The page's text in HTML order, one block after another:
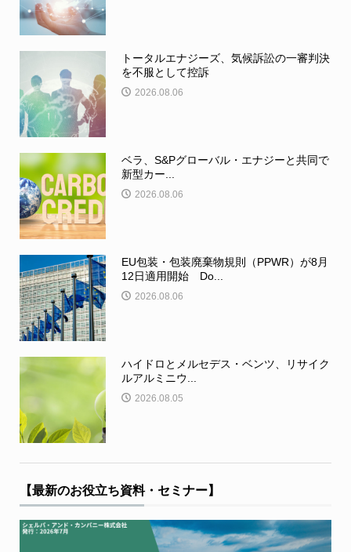
トータルエナジーズ、気候訴訟の一審判決
を不服として控訴
2026.08.06
ベラ、S&Pグローバル・エナジーと共同で
新型カー...
2026.08.06
EU包装・包装廃棄物規則（PPWR）が8月
12日適用開始 Do...
2026.08.06
ハイドロとメルセデス・ベンツ、リサイク
ルアルミニウ...
2026.08.05
【最新のお役立ち資料・セミナー】